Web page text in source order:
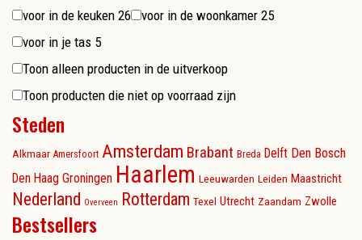
voor in de keuken 26 voor in de woonkamer 25
voor in je tas 5
Toon alleen producten in de uitverkoop
Toon producten die niet op voorraad zijn
Steden
Alkmaar Amersfoort Amsterdam Brabant Breda Delft Den Bosch
Den Haag Groningen Haarlem Leeuwarden Leiden Maastricht
Nederland Overveen Rotterdam Texel Utrecht Zaandam Zwolle
Bestsellers